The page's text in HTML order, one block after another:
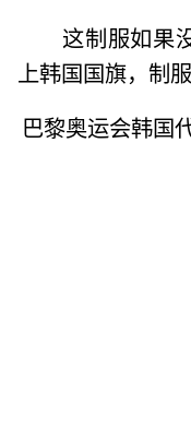
这制服如果
上韩国国旗，制
巴黎奥运会韩国